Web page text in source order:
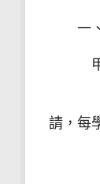
一、
甲、
（一
請，每
（二